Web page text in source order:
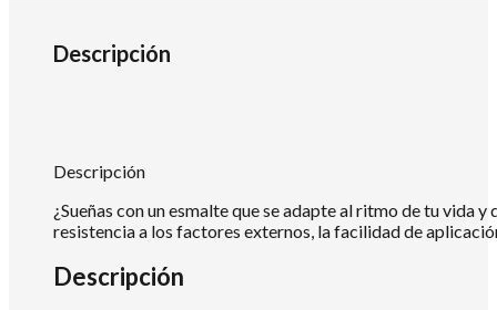
Descripción
Descripción
¿Sueñas con un esmalte que se adapte al ritmo de tu vida
resistencia a los factores externos, la facilidad de
Descripción